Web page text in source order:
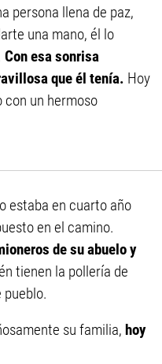
persona llena de paz,
una mano, él lo
Con esa sonrisa
que él tenía. Hoy
con un hermoso
estaba en cuarto año
en el camino.
de su abuelo y
tienen la pollería de
pueblo.
su familia, hoy